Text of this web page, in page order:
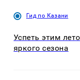
Гид по Казани
Успеть этим
яркого сезона